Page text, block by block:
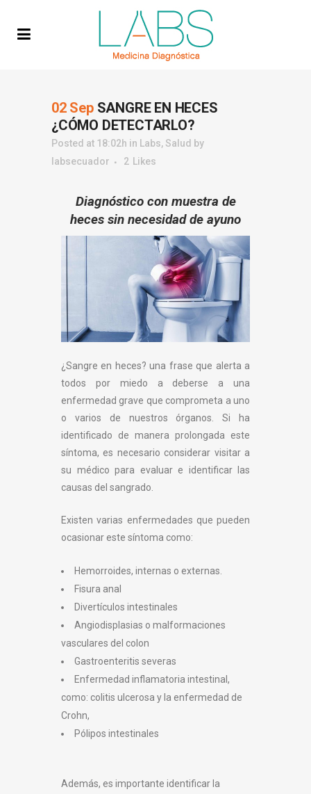
02 SepSANGRE EN HECES
¿CÓMO DETECTARLO?
Posted at 18:02h in Labs, Salud by
labsecuador
2 Likes
Diagnóstico con muestra de
heces sin necesidad de ayuno
¿Sangre en heces? una frase que alerta a
todos por miedo a deberse a una
enfermedad grave que comprometa a uno
o varios de nuestros órganos. Si ha
identificado de manera prolongada este
síntoma, es necesario considerar visitar a
su médico para evaluar e identificar las
causas del sangrado.
Existen varias enfermedades que pueden
ocasionar este síntoma como:
Hemorroides, internas o externas.
Fisura anal
Divertículos intestinales
Angiodisplasias o malformaciones
vasculares del colon
Gastroenteritis severas
Enfermedad inflamatoria intestinal,
como: colitis ulcerosa y la enfermedad de
Crohn,
Pólipos intestinales
Además, es importante identificar la